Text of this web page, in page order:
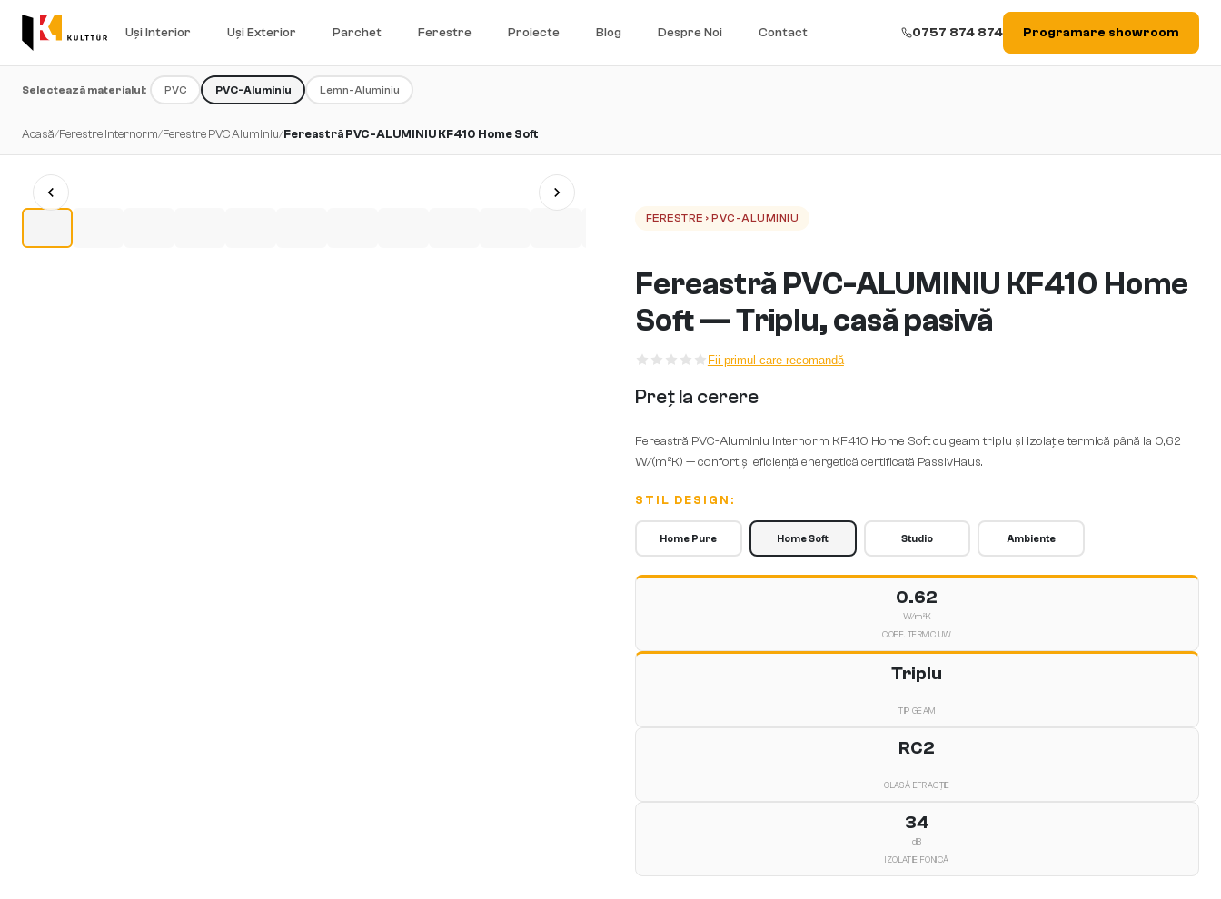
Uși Interior Uși Exterior Parchet Ferestre Proiecte Blog Despre Noi Contact 0757 874 874 Programare showroom
Selectează materialul: PVC PVC-Aluminiu Lemn-Aluminiu
Acasă/Ferestre Internorm/Ferestre PVC Aluminiu/Fereastră PVC-ALUMINIU KF410 Home Soft
FERESTRE › PVC-ALUMINIU
Fereastră PVC-ALUMINIU KF410 Home
Soft — Triplu, casă pasivă
Fii primul care recomandă
Preț la cerere
Fereastră PVC-Aluminiu Internorm KF410 Home Soft cu geam triplu și izolație termică până la 0,62
W/(m²K) — confort și eficiență energetică certificată PassivHaus.
STIL DESIGN:
Home Pure Home Soft Studio Ambiente
0.62
W/m²K
COEF. TERMIC UW
Triplu
TIP GEAM
RC2
CLASĂ EFRACȚIE
34
dB
IZOLAȚIE FONICĂ